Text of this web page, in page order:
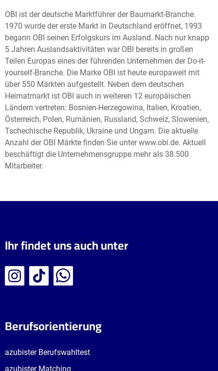
OBI ist der deutsche Marktführer der Baumarkt-Branche.
1970 wurde der erste Markt in Deutschland eröffnet, 1993
begann OBI seinen Erfolgskurs im Ausland. Nach nur knapp
5 Jahren Auslandsaktivitäten war OBI bereits in großen
Teilen Europas eines der führenden Unternehmen der Do-it-
yourself-Branche. Die Marke OBI ist heute europaweit mit
über 550 Märkten aufgestellt. Neben dem deutschen
Heimatmarkt ist OBI auch in weiteren 12 europäischen
Ländern vertreten: Bosnien-Herzegowina, Italien, Kroatien,
Österreich, Polen, Rumänien, Russland, Schweiz, Slowenien,
Tschechische Republik, Ukraine und Ungarn. Die aktuelle
Anzahl der OBI Märkte finden Sie unter www.obi.de. Aktuell
beschäftigt die Unternehmensgruppe mehr als 38.500
Mitarbeiter.
Ihr findet uns auch unter
Berufsorientierung
azubister Berufswahltest
azubister Matching